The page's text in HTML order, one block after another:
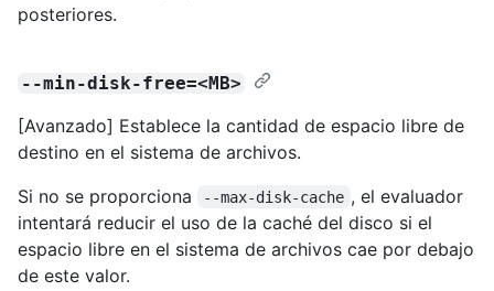
posteriores.
--min-disk-free=<MB>
[Avanzado] Establece la cantidad de espacio libre de
destino en el sistema de archivos.
Si no se proporciona
--max-disk-cache , el evaluador
intentará reducir el uso de la caché del disco si el
espacio libre en el sistema de archivos cae por debajo
de este valor.